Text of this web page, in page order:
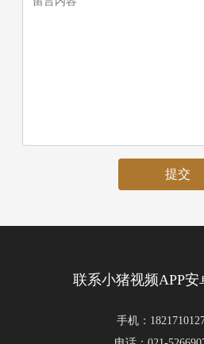
提交
联系小猪视频APP安
手机：